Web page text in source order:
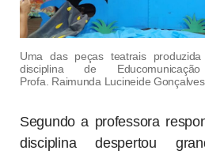
Uma das peças teatrais
disciplina de
Profa. Raimunda Lucineide
Segundo a professora
disciplina despertou